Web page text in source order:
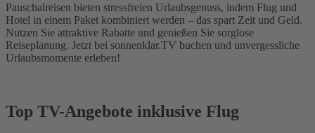
Pauschalreisen bieten stressfreien Urlaubsgenuss, indem Flug und
Hotel in einem Paket kombiniert werden – das spart Zeit und Geld.
Nutzen Sie attraktive Rabatte und genießen Sie sorglose
Reiseplanung. Jetzt bei sonnenklar.TV buchen und unvergessliche
Urlaubsmomente erleben!
Top TV-Angebote inklusive Flug